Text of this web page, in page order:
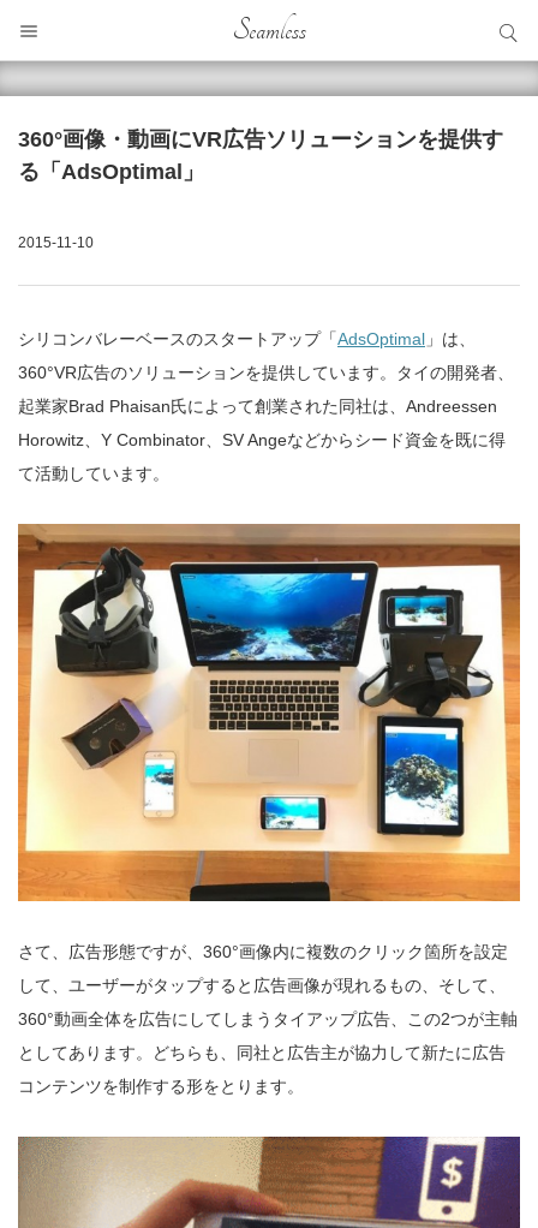
Seamless
360°画像・動画にVR広告ソリューションを提供す
る「AdsOptimal」
2015-11-10
シリコンバレーベースのスタートアップ「AdsOptimal 」は、
360°VR広告のソリューションを提供しています。タイの開発者、
起業家Brad Phaisan氏によって創業された同社は、Andreessen
Horowitz、Y Combinator、SV Angeなどからシード資金を既に得
て活動しています。
さて、広告形態ですが、360°画像内に複数のクリック箇所を設定
して、ユーザーがタップすると広告画像が現れるもの、そして、
360°動画全体を広告にしてしまうタイアップ広告、この2つが主軸
としてあります。どちらも、同社と広告主が協力して新たに広告
コンテンツを制作する形をとります。
サイト内検索